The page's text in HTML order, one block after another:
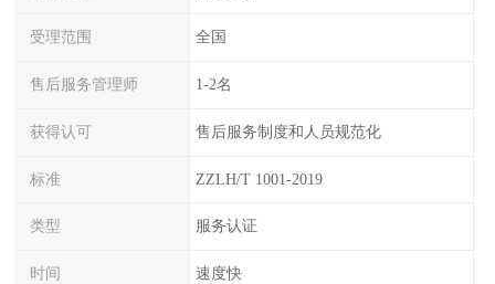
受理范围 全国
售后服务管理师 1-2名
获得认可 售后服务制度和人员规范化
标准 ZZLH/T 1001-2019
类型 服务认证
时间 速度快